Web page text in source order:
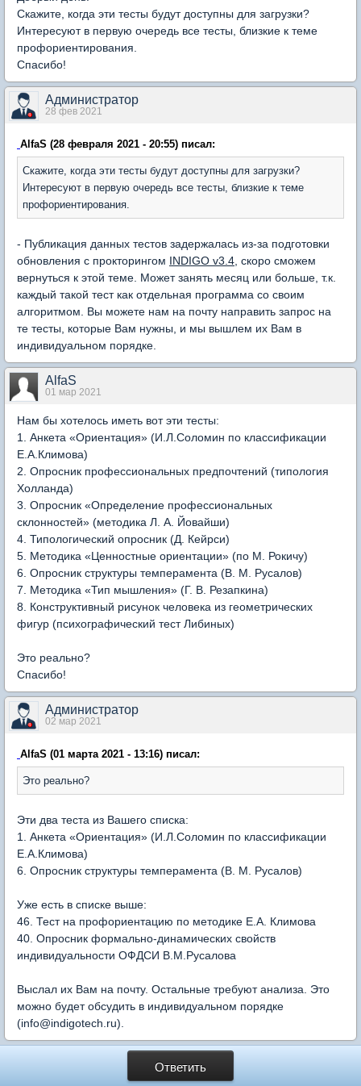
Скажите, когда эти тесты будут доступны для загрузки?
Интересуют в первую очередь все тесты, близкие к теме
профориентирования.
Спасибо!
Администратор
28 фев 2021
AlfaS (28 февраля 2021 - 20:55) писал:
Скажите, когда эти тесты будут доступны для загрузки?
Интересуют в первую очередь все тесты, близкие к теме
профориентирования.
- Публикация данных тестов задержалась из-за подготовки
обновления с прокторингом INDIGO v3.4 , скоро сможем
вернуться к этой теме. Может занять месяц или больше, т.к.
каждый такой тест как отдельная программа со своим
алгоритмом. Вы можете нам на почту направить запрос на
те тесты, которые Вам нужны, и мы вышлем их Вам в
индивидуальном порядке.
AlfaS
01 мар 2021
Нам бы хотелось иметь вот эти тесты:
1. Анкета «Ориентация» (И.Л.Соломин по классификации
Е.А.Климова)
2. Опросник профессиональных предпочтений (типология
Холланда)
3. Опросник «Определение профессиональных
склонностей» (методика Л. А. Йовайши)
4. Типологический опросник (Д. Кейрси)
5. Методика «Ценностные ориентации» (по М. Рокичу)
6. Опросник структуры темперамента (В. М. Русалов)
7. Методика «Тип мышления» (Г. В. Резапкина)
8. Конструктивный рисунок человека из геометрических
фигур (психографический тест Либиных)
Это реально?
Спасибо!
Администратор
02 мар 2021
AlfaS (01 марта 2021 - 13:16) писал:
Это реально?
Эти два теста из Вашего списка:
1. Анкета «Ориентация» (И.Л.Соломин по классификации
Е.А.Климова)
6. Опросник структуры темперамента (В. М. Русалов)
Уже есть в списке выше:
46. Тест на профориентацию по методике Е.А. Климова
40. Опросник формально-динамических свойств
индивидуальности ОФДСИ В.М.Русалова
Выслал их Вам на почту. Остальные требуют анализа. Это
можно будет обсудить в индивидуальном порядке
(info@indigotech.ru).
Ответить